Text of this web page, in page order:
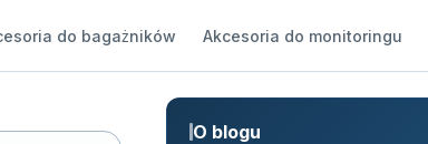
do bagażników Akcesoria do monitoringu
O blogu